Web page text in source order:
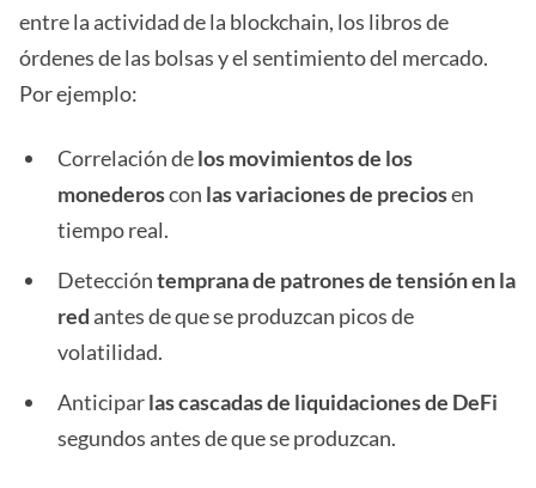
entre la actividad de la blockchain, los libros de
órdenes de las bolsas y el sentimiento del mercado.
Por ejemplo:
Correlación delos movimientos de los
monederoscon las variaciones de preciosen
tiempo real.
Deteccióntemprana de patrones de tensión en la
red antes de que se produzcan picos de
volatilidad.
Anticiparlas cascadas de liquidaciones de DeFi
segundos antes de que se produzcan.